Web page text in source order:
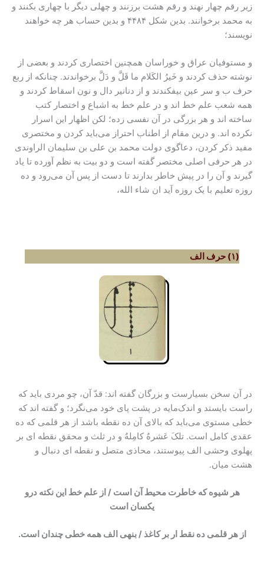
زیر رقم چهار نهند و رقم هشت برزنند و چهلی دیگر با چهاری بکنند و
به محمد برخوانند. بدین شکل ۴۴۸۴ و بدین حساب هر چه خواهند
نویسند؛
و مستوفیان عراق و خوراسان همچنین اختصاری کردند و بعضی از
نوشته حذف کردند و خَیرُ الکَلام ما قَلَّ و دَلَّ برخواندند. چنانکه از ربع
حرف ب و سر عین بیفکندند و از دنانیر دال و نون اسقاط کردند و
همه شعب علم خط اند و در علم خط به اشباع و اختصار کتب
ساخته اند و هر بزرگی در آن نفسی زده؛ لکن اظهار این اسرار
نکرده اند. و درین مقام از اطناب احتراز می‌باید کردن و مختصری
مفید ذکر کردن، دعاگوی دولت محمد بن على بن سلیمان الراوندی
در هر حرفی اصلی مختصر گفته است و دو بیت به نظم آورده تا یاد
گیرند و آن را در پیش خاطر بدارند تا دست از پس آن می‌رود و ده
روزه تعلیم با یک روزه آید ان شاء الله،
(۱) حرف الف
در آن سخن بسیارست و بزرگان گفته اند: قدّ آن، چو مردی باید که
راست بایستد و اندک‌مایه در پشت پای خود می‌نگرد؛ و گفته اند که
خطى مستوى می‌باید که بالای آن ده نقطه باشد از هر قلمی که ده
عقدی کامل است. تلکَ عَشرهٌ کامِلهٌ و در ثلث و محقق نقطه ای بر
پهلوی وحشی الف پیوستند، محاذی متصل و نقطه ای دنبال و
هشت میان.
هر شیوه که خاطرت محیط آن است / از علم خط این نکته درو
یکسان است
از هر قلمی ده نقط ار بر کاغذ / بنهى الف همه خطی چندان است.